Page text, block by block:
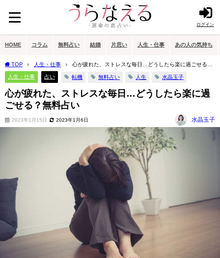
ログイン
HOME コラム 無料占い 結婚 片思い 人生・仕事 あの人の気持ち
TOP 人生・仕事
心が疲れた、ストレスな毎日…どうしたら楽に過ごせる？
無料占い
人生・仕事 占い 転機 無料占い 人生 水晶玉子
心が疲れた、ストレスな毎日…どうしたら楽に過
ごせる？無料占い
2023年1月15日 2023年1月6日 水晶玉子